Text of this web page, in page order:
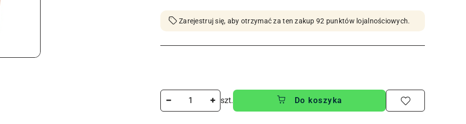
Zarejestruj się, aby otrzymać za ten zakup 92 punktów lojalnościowych.
szt. Do koszyka